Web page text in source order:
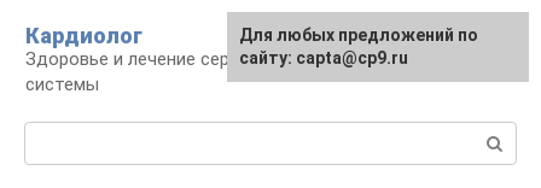
контенту
Кардиолог
Здоровье и лечение сердечно-сосудистой
системы
Для любых предложений по
сайту: capta@cp9.ru